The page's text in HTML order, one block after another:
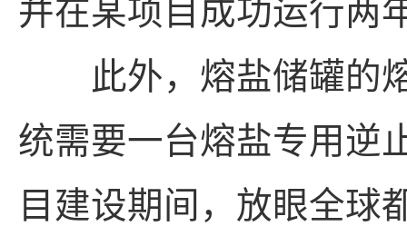
并在某项目成功运行两
此外，熔盐储罐的熔
统需要一台熔盐专用逆
目建设期间，放眼全球